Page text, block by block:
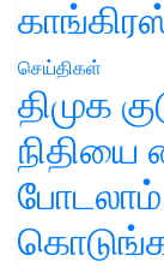
செய்திகள்
திமுக